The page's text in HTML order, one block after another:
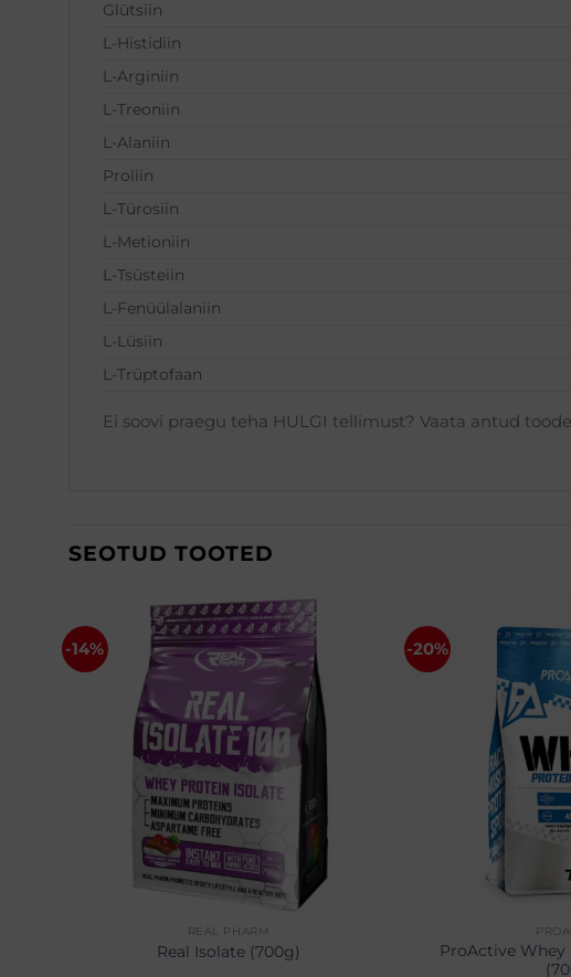
Glütsiin
L-Histidiin
L-Arginiin
L-Treoniin
L-Alaniin
Proliin
L-Türosiin
L-Metioniin
L-Tsüsteiin
L-Fenüülalaniin
L-Lüsiin
L-Trüptofaan
Ei soovi praegu teha HULGI tellimust? Vaata antud
SEOTUD TOOTED
-14%
REAL PHARM
Real Isolate (700g)
-20%
ProActive